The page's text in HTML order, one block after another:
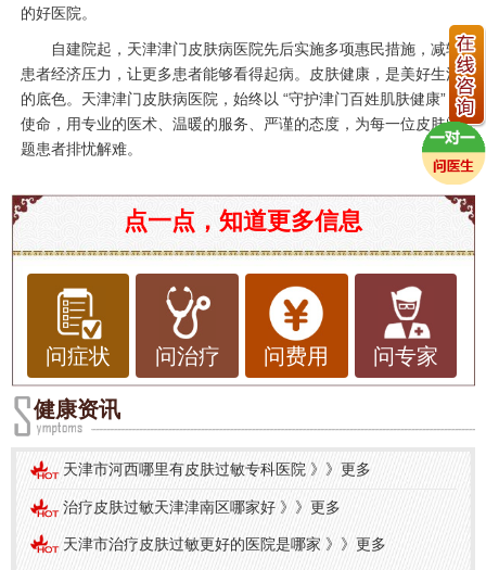
的好医院。
自建院起，天津津门皮肤病医院先后实施多项惠民措施，减轻
患者经济压力，让更多患者能够看得起病。皮肤健康，是美好生活
的底色。天津津门皮肤病医院，始终以 “守护津门百姓肌肤健康” 为
使命，用专业的医术、温暖的服务、严谨的态度，为每一位皮肤问
题患者排忧解难。
点一点，知道更多信息
问症状 问治疗 问费用 问专家
健康资讯
天津市河西哪里有皮肤过敏专科医院 》》更多
治疗皮肤过敏天津津南区哪家好 》》更多
天津市治疗皮肤过敏更好的医院是哪家》》更多